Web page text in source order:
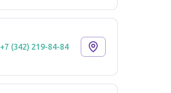
+7 (342) 219-84-84